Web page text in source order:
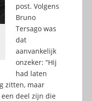
post. Volgens
Bruno
Tersago was
dat
aanvankelijk
onzeker: “Hij
had laten
zitten, maar
deel zijn die